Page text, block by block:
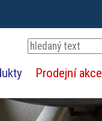
Prodejní akce